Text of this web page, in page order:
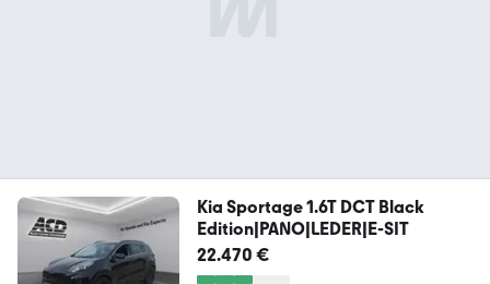
Kia Sportage 1.6T DCT Black
Edition|PANO|LEDER|E-SIT
22.470 €